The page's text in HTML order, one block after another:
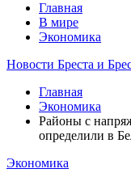
Главная
В мире
Экономика
Новости Бреста и
Главная
Экономика
Районы с
определили в
Экономика